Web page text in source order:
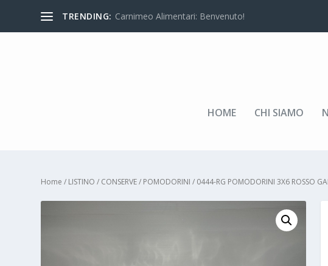
TRENDING: Carnimeo Alimentari: Benvenuto!
HOME CHI SIAMO
Home / LISTINO / CONSERVE/ POMODORINI / 0444-RG POMODORINI 3X6 ROSSO